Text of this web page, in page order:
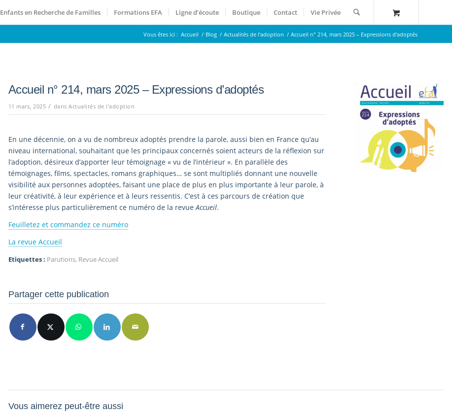
Enfants en Recherche de Familles Formations EFA Ligne d’écoute Boutique Contact Vie Privée
Vous êtes ici : Accueil / Blog / Actualités de l'adoption / Accueil n° 214, mars 2025 – Expressions d’adoptés
Accueil n° 214, mars 2025 – Expressions d’adoptés
11 mars, 2025 / dansActualités de l'adoption
En une décennie, on a vu de nombreux adoptés prendre la parole, aussi bien en France qu’au
niveau international, souhaitant que les principaux concernés soient acteurs de la réflexion sur
l’adoption, désireux d’apporter leur témoignage « vu de l’intérieur ». En parallèle des
témoignages, films, spectacles, romans graphiques… se sont multipliés donnant une nouvelle
visibilité aux personnes adoptées, faisant une place de plus en plus importante à leur parole, à
leur créativité, à leur expérience et à leurs ressentis. C’est à ces parcours de création que
s’intéresse plus particulièrement ce numéro de la revueAccueil.
Feuilletez et commandez ce numéro
La revue Accueil
Etiquettes : Parutions, Revue Accueil
Partager cette publication
Vous aimerez peut-être aussi